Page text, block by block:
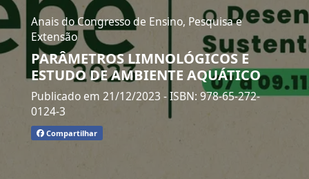
Anais do Congresso de Ensino, Pesquisa e
Extensão
PARÂMETROS LIMNOLÓGICOS E
ESTUDO DE AMBIENTE AQUÁTICO
Publicado em 21/12/2023 - ISBN: 978-65-272-
0124-3
Compartilhar